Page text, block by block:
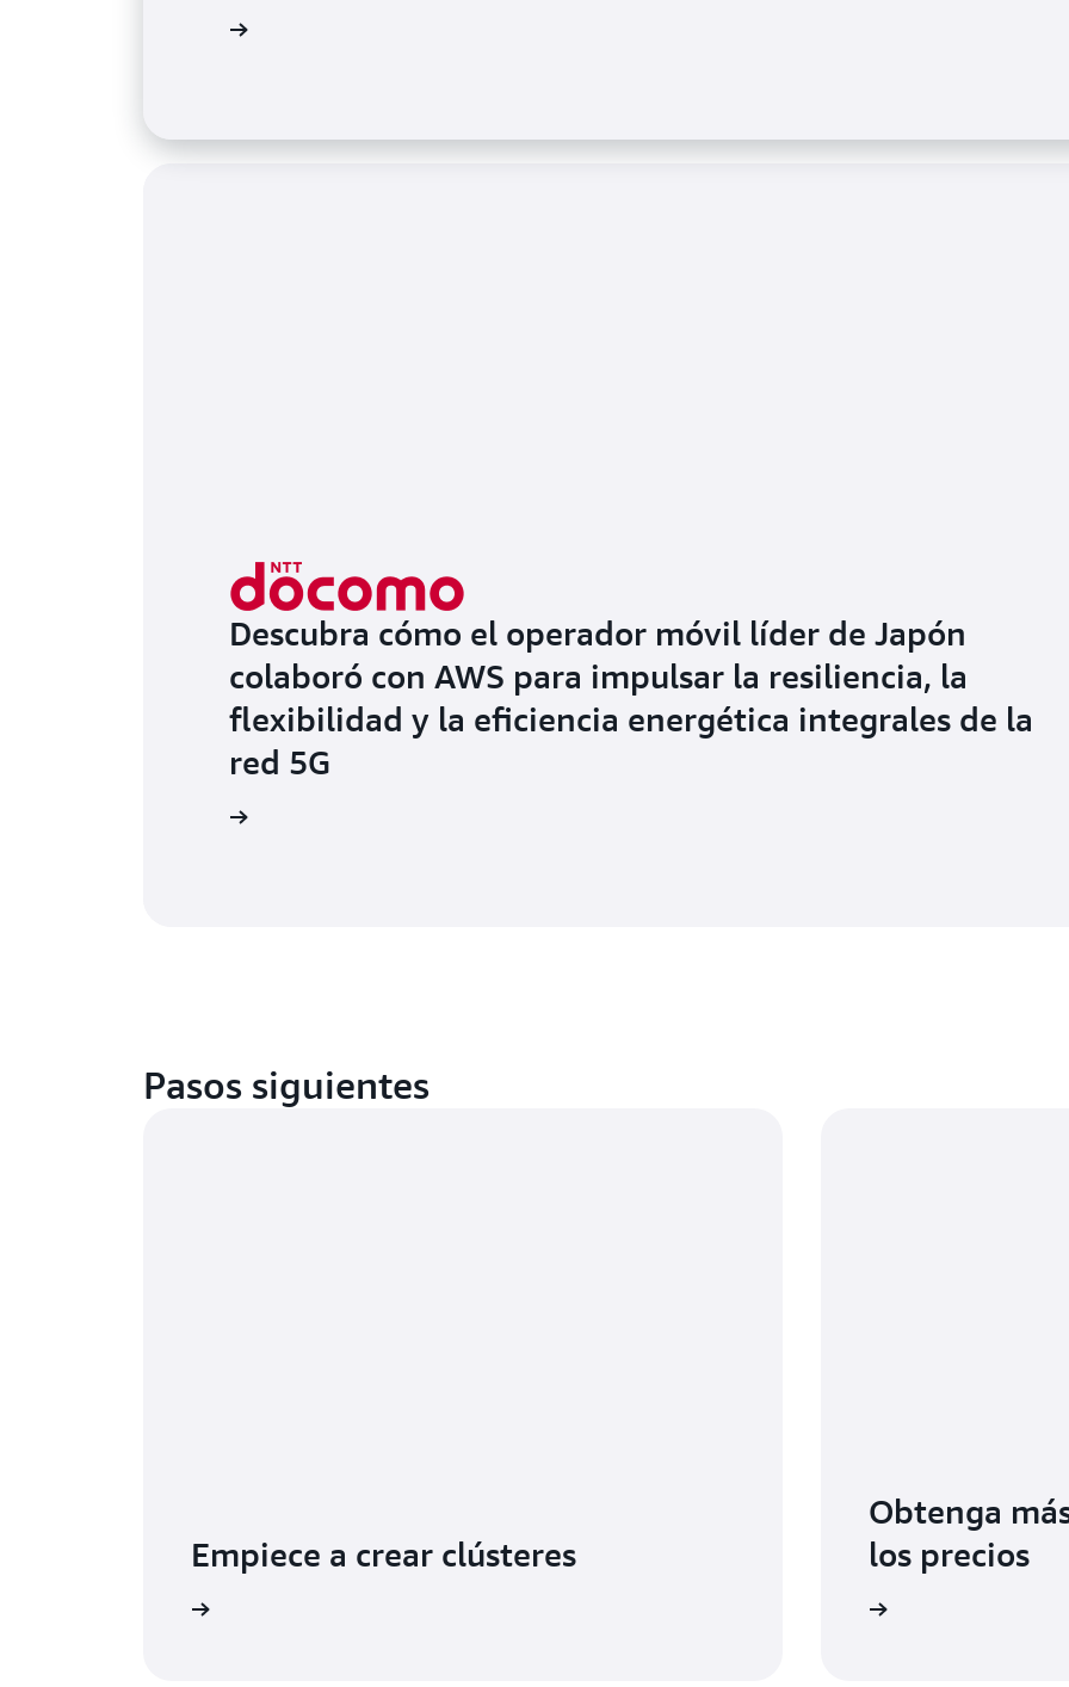
Descubra cómo el operador móvil líder de Japón
colaboró con AWS para impulsar la resiliencia, la
flexibilidad y la eficiencia energética integrales de la
red 5G
Pasos siguientes
Empiece a crear clústeres
Obtenga
los precios